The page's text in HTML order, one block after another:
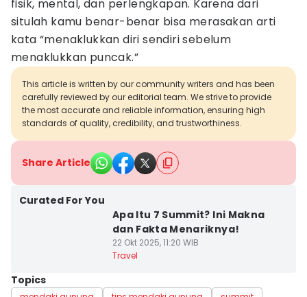
fisik, mental, dan perlengkapan. Karena dari
situlah kamu benar-benar bisa merasakan arti
kata “menaklukkan diri sendiri sebelum
menaklukkan puncak.”
This article is written by our community writers and has been
carefully reviewed by our editorial team. We strive to provide
the most accurate and reliable information, ensuring high
standards of quality, credibility, and trustworthiness.
Share Article
Curated For You
Apa Itu 7 Summit? Ini Makna
dan Fakta Menariknya!
22 Okt 2025, 11:20 WIB
Travel
Topics